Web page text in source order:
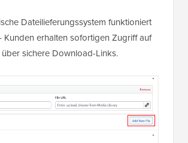
Dateilieferungssystem funktioniert
Kunden erhalten sofortigen Zugriff auf
sichere Download-Links.